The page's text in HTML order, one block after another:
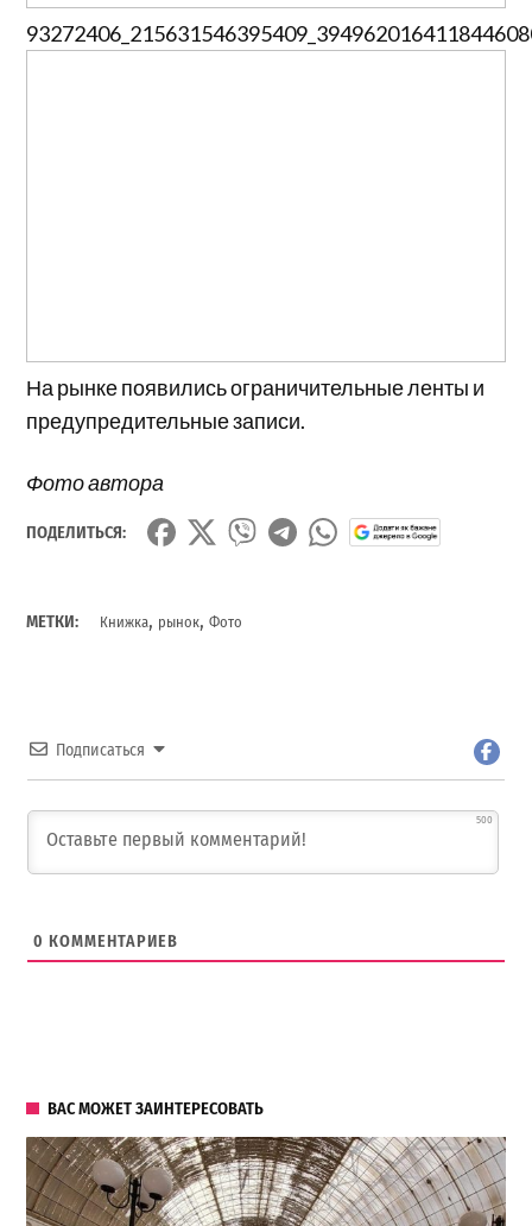
На рынке появились ограничительные ленты и
предупредительные записи.
Фото автора
ПОДЕЛИТЬСЯ:
МЕТКИ: Книжка, рынок,Фото
Подписаться
500
0 КОММЕНТАРИЕВ
ВАС МОЖЕТ ЗАИНТЕРЕСОВАТЬ